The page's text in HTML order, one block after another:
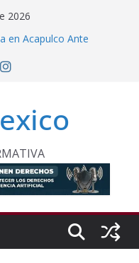
2026
en Acapulco Ante
de Voleibol
“Elena Poniatowska
Impulsa Reforestación